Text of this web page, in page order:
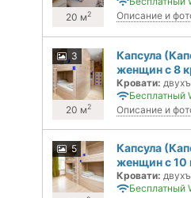
20 м2
Описание и
3
20 м2
Капсула
женщин с 8
Кровати:
Бесплатный
Описание и
5
Капсула
женщин с 10
Кровати:
Бесплатный